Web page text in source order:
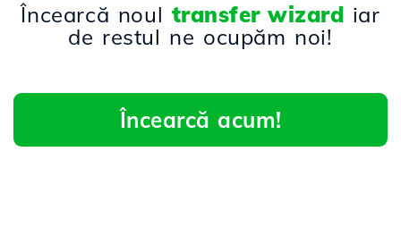
Încearcă noul transfer wizard iar
de restul ne ocupăm noi!
Încearcă acum!